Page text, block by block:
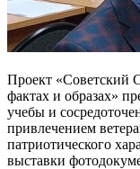
Проект «Советский
фактах и образах»
учебы и
привлечением
патриотического
выставки